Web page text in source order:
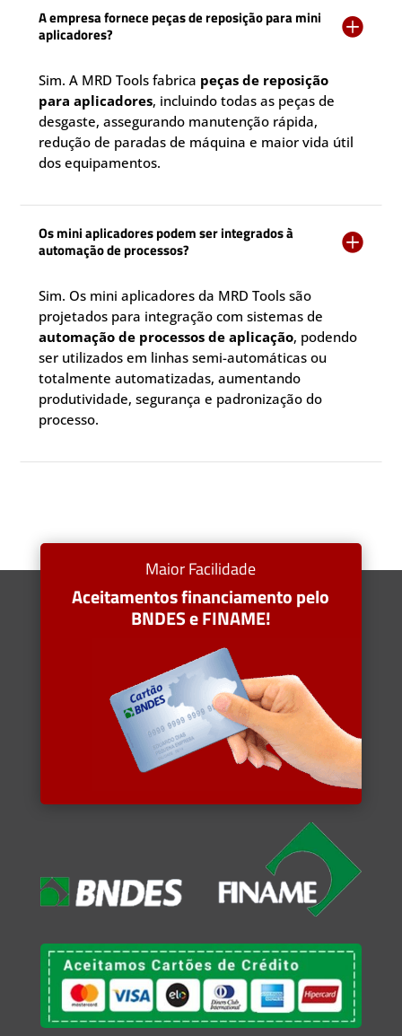
A empresa fornece peças de reposição para mini
aplicadores?

Sim. A MRD Tools fabrica peças de reposição
para aplicadores, incluindo todas as peças de
desgaste, assegurando manutenção rápida,
redução de paradas de máquina e maior vida útil
dos equipamentos.
Os mini aplicadores podem ser integrados à
automação de processos?

Sim. Os mini aplicadores da MRD Tools são
projetados para integração com sistemas de
automação de processos de aplicação, podendo
ser utilizados em linhas semi-automáticas ou
totalmente automatizadas, aumentando
produtividade, segurança e padronização do
processo.
Maior Facilidade
Aceitamentos financiamento pelo
BNDES e FINAME!